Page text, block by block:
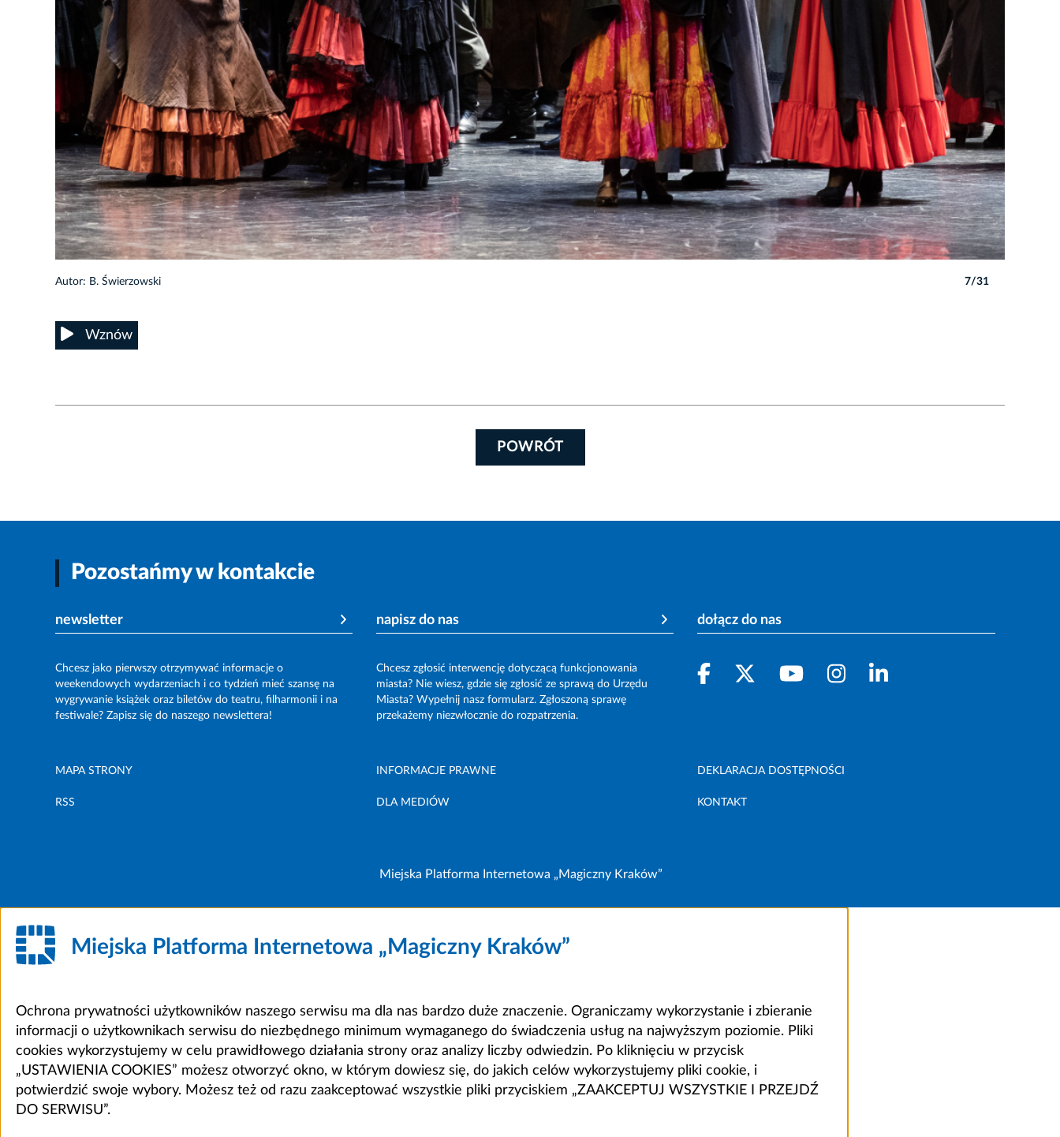
Autor: B. Świerzowski 7/31
Wznów
POWRÓT
Pozostańmy w kontakcie
newsletter
Chcesz jako pierwszy otrzymywać informacje o
weekendowych wydarzeniach i co tydzień mieć szansę na
wygrywanie książek oraz biletów do teatru, filharmonii i na
festiwale? Zapisz się do naszego newslettera!
napisz do nas
Chcesz zgłosić interwencję dotyczącą funkcjonowania
miasta? Nie wiesz, gdzie się zgłosić ze sprawą do Urzędu
Miasta? Wypełnij nasz formularz. Zgłoszoną sprawę
przekażemy niezwłocznie do rozpatrzenia.
dołącz do nas
MAPA STRONY INFORMACJE PRAWNE DEKLARACJA DOSTĘPNOŚCI
RSS DLA MEDIÓW KONTAKT
Miejska Platforma Internetowa „Magiczny Kraków”
Miejska Platforma Internetowa „Magiczny Kraków”
Ochrona prywatności użytkowników naszego serwisu ma dla nas bardzo duże znaczenie. Ograniczamy wykorzystanie i zbieranie
informacji o użytkownikach serwisu do niezbędnego minimum wymaganego do świadczenia usług na najwyższym poziomie. Pliki
cookies wykorzystujemy w celu prawidłowego działania strony oraz analizy liczby odwiedzin. Po kliknięciu w przycisk
„USTAWIENIA COOKIES” możesz otworzyć okno, w którym dowiesz się, do jakich celów wykorzystujemy pliki cookie, i
potwierdzić swoje wybory. Możesz też od razu zaakceptować wszystkie pliki przyciskiem „ZAAKCEPTUJ WSZYSTKIE I PRZEJDŹ
DO SERWISU”.